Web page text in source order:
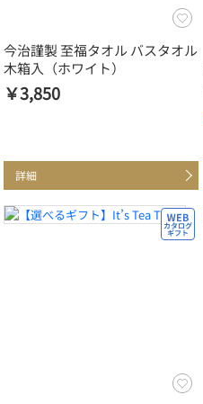
今治謹製 至福タオル バスタオル
木箱入（ホワイト）
￥3,850
詳細